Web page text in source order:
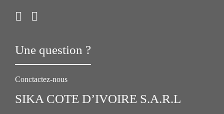
Une question ?
Conctactez-nous
SIKA COTE D’IVOIRE S.A.R.L